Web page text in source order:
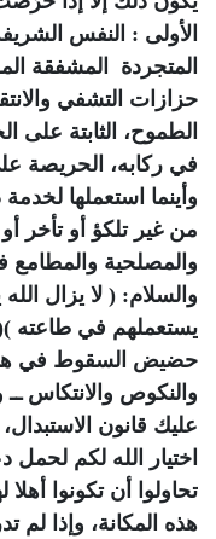
الأولى : النفس
المتجردة المشفقة
حزازات التشفي
الطموح، الثابتة على
في ركابه، الحريصة
وأينما استعملها
من غير تلكؤ أو تأخر أو
والمصلحية والمطامع
والسلام: ( لا يزال
يستعملهم في طاعته
حضيض السقوط في
والنكوص والانتكاس
عليك قانون
اختيار الله لكم
تحاولوا أن تكونوا
هذه المكانة، وإذا لم